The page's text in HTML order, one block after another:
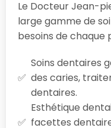
Le Docteur Jean-
large gamme de
besoins de chaque
Soins dentaires
des caries,
dentaires.
Esthétique
facettes